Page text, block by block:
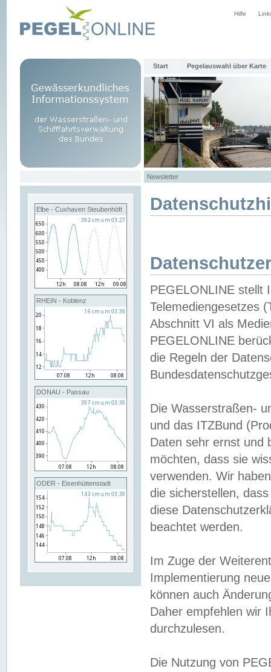
Hilfe
Start Pegelauswahl über Karte
Newsletter
Elbe - Cuxhaven Steubenhöft
RHEIN - Koblenz
DONAU - Passau
ODER - Eisenhüttenstadt
PEGELONLINE stellt
Telemediengesetzes
Abschnitt VI als
PEGELONLINE
die Regeln der
Die Wasserstraßen-
und das ITZBund
Daten sehr ernst und
möchten, dass sie
verwenden. Wir
die sicherstellen,
diese
beachtet werden.
Im Zuge der
Implementierung
können auch
Daher empfehlen wir
durchzulesen.
Die Nutzung von